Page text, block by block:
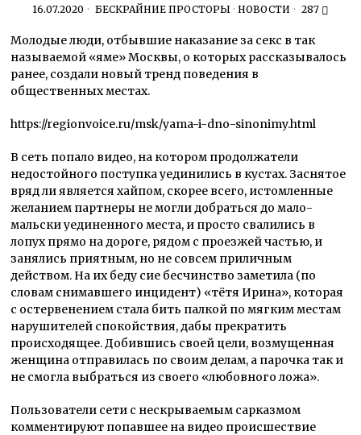
16.07.2020 БЕСКРАЙНИЕ ПРОСТОРЫ · НОВОСТИ 287
Молодые люди, отбывшие наказание за секс в так
называемой «яме» Москвы, о которых рассказывалось
ранее, создали новый тренд поведения в
общественных местах.
https://regionvoice.ru/msk/yama-i-dno-sinonimy.html
В сеть попало видео, на котором продолжатели
недостойного поступка уединились в кустах. Заснятое
вряд ли является хайпом, скорее всего, истомленные
желанием партнеры не могли добраться до мало-
мальски уединенного места, и просто свалились в
лопух прямо на дороге, рядом с проезжей частью, и
занялись приятным, но не совсем приличным
действом. На их беду сие бесчинство заметила (по
словам снимавшего инцидент) «тётя Ирина», которая
с остервенением стала бить палкой по мягким местам
нарушителей спокойствия, дабы прекратить
происходящее. Добившись своей цели, возмущенная
женщина отправилась по своим делам, а парочка так и
не смогла выбраться из своего «любовного ложа».
Пользователи сети с нескрываемым сарказмом
комментируют попавшее на видео происшествие